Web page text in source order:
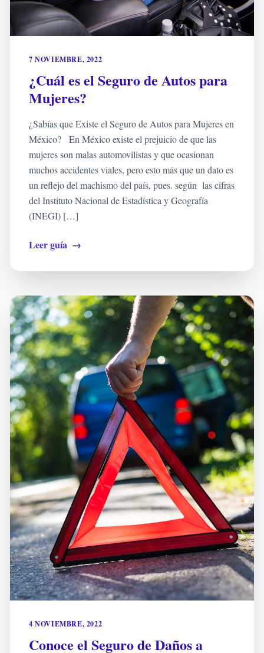
7 NOVIEMBRE, 2022
¿Cuál es el Seguro de Autos para
Mujeres?
¿Sabías que Existe el Seguro de Autos para Mujeres en
México? En México existe el prejuicio de que las
mujeres son malas automovilistas y que ocasionan
muchos accidentes viales, pero esto más que un dato es
un reflejo del machismo del país, pues. según las cifras
del Instituto Nacional de Estadística y Geografía
(INEGI) […]
Leer guía →
4 NOVIEMBRE, 2022
Conoce el Seguro de Daños a